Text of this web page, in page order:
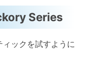
Series
ックを試すように